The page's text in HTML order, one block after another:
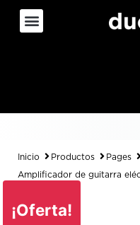
Inicio Productos Pages
Amplificador de guitarra
¡Oferta!